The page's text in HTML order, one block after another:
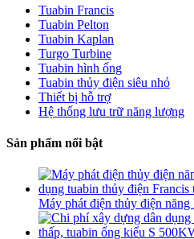
Tuabin Francis
Tuabin Pelton
Tuabin Kaplan
Turgo Turbine
Tuabin hình ống
Tuabin thủy điện siêu nhỏ
Thiết bị hỗ trợ
Hệ thống lưu trữ năng lượng
Sản phẩm nổi bật
Máy phát điện thủy điện